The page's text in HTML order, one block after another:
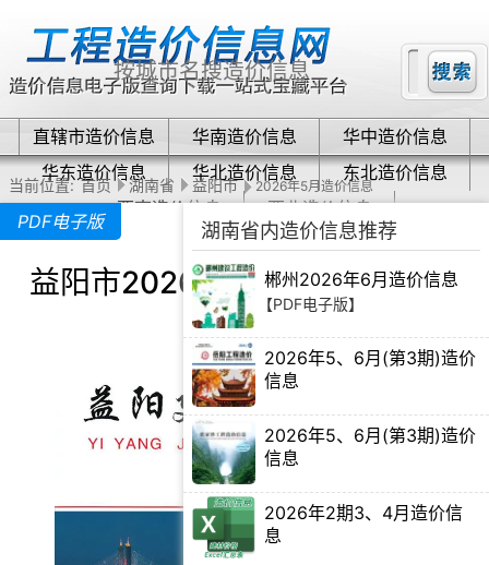
直辖市造价信息 华南造价信息
华中造价信息
华东造价信息
华北造价信息
东北造价信息
西南造价信息
西北造价信息
当前位置: 首页 湖南省 益阳市 2026年5月造价信息
PDF电子版
益阳市2026年5月造价信息下载
湖南省内造价信息推荐
郴州2026年6月造价信息
【PDF电子版】
2026年5、6月(第3期)造价
信息
2026年5、6月(第3期)造价
信息
2026年2期3、4月造价信
息